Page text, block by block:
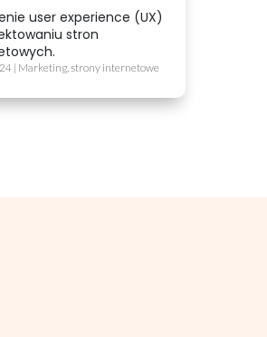
user experience (UX)
stron
| Marketing,strony internetowe